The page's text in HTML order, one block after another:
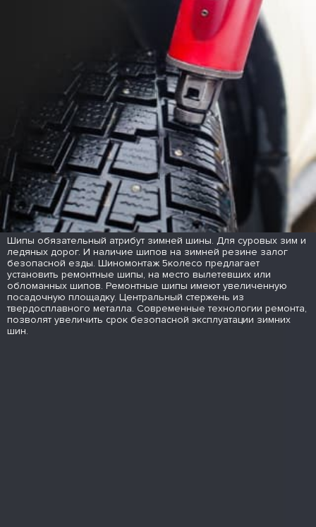
Шипы обязательный атрибут зимней шины. Для суровых зим и
ледяных дорог. И наличие шипов на зимней резине залог
безопасной езды. Шиномонтаж 5колесо предлагает
установить ремонтные шипы, на место вылетевших или
обломанных шипов. Ремонтные шипы имеют увеличенную
посадочную площадку. Центральный стержень из
твердосплавного металла. Современные технологии ремонта,
позволят увеличить срок безопасной эксплуатации зимних
шин.